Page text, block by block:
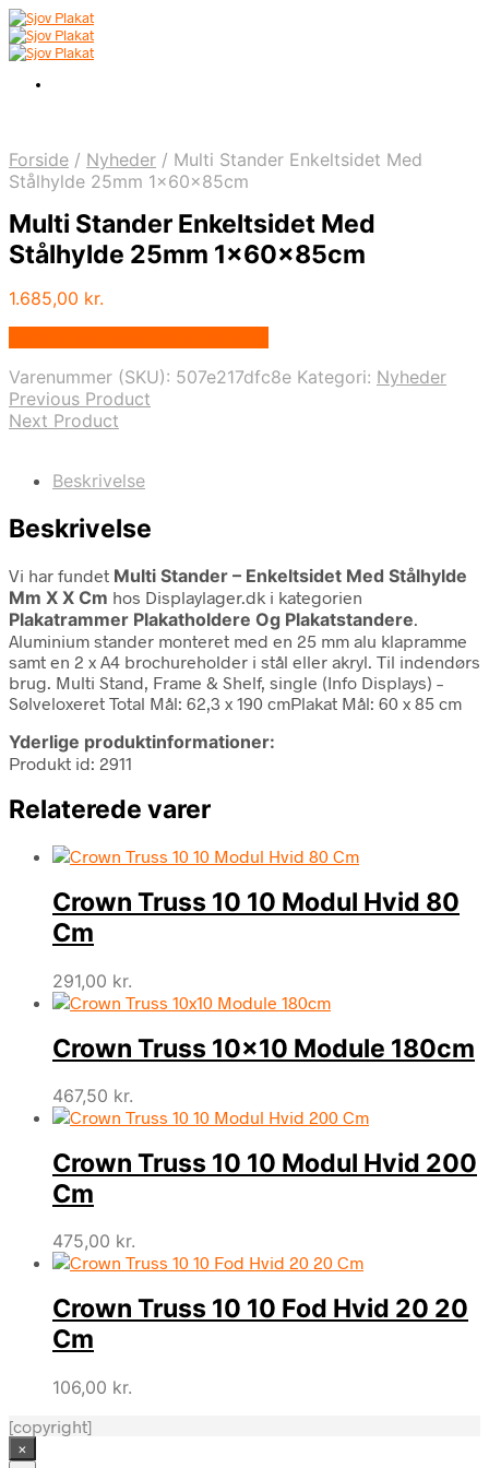
Forside / Nyheder / Multi Stander Enkeltsidet Med
Stålhylde 25mm 1x60x85cm
Multi Stander Enkeltsidet Med
Stålhylde 25mm 1x60x85cm
1.685,00 kr.
Varenummer (SKU): 507e217dfc8e Kategori: Nyheder
Previous Product
Next Product
Beskrivelse
Beskrivelse
Vi har fundet Multi Stander – Enkeltsidet Med Stålhylde
Mm X X Cm hos Displaylager.dk i kategorien
Plakatrammer Plakatholdere Og Plakatstandere.
Aluminium stander monteret med en 25 mm alu klapramme
samt en 2 x A4 brochureholder i stål eller akryl. Til indendørs
brug. Multi Stand, Frame & Shelf, single (Info Displays) –
Sølveloxeret Total Mål: 62,3 x 190 cmPlakat Mål: 60 x 85 cm
Yderlige produktinformationer:
Produkt id: 2911
Relaterede varer
Crown Truss 10 10 Modul Hvid 80
Cm
291,00 kr.
Crown Truss 10×10 Module 180cm
467,50 kr.
Crown Truss 10 10 Modul Hvid 200
Cm
475,00 kr.
Crown Truss 10 10 Fod Hvid 20 20
Cm
106,00 kr.
[copyright]
×